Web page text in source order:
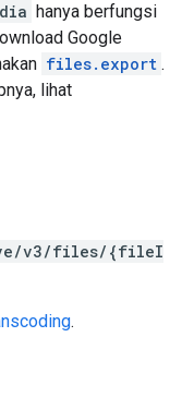
hanya berfungsi
Google
files.export .
lihat
v3/files/{fileI
.